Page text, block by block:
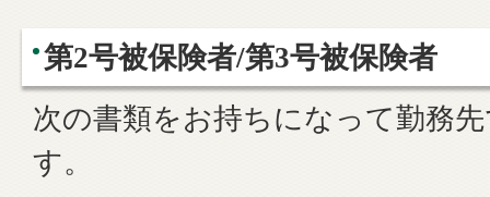
第2号被保険者/第3号被保険者
次の書類をお持ちになって勤務
す。